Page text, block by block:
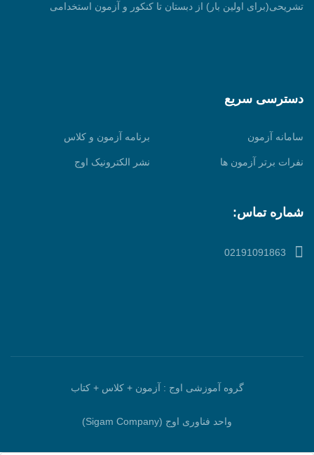
تشریحی(برای اولین بار) از دبستان تا کنکور و آزمون استخدامی
دسترسی سریع
سامانه آزمون برنامه آزمون و کلاس
نفرات برتر آزمون ها نشر الکترونیک اوج
شماره تماس:
02191091863
گروه آموزشی اوج : آزمون + کلاس + کتاب
واحد فناوری اوج (Sigam Company)